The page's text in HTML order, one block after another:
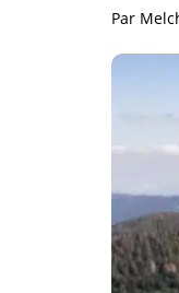
Par